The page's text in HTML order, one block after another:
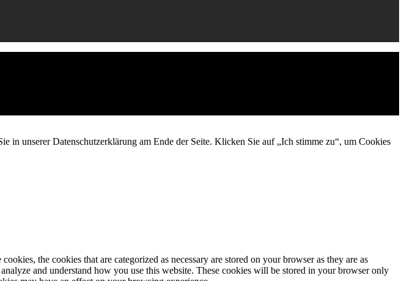
in unserer Datenschutzerklärung am Ende der Seite. Klicken Sie auf „Ich stimme zu“, um Cookies
the cookies that are categorized as necessary are stored on your browser as they are as
and understand how you use this website. These cookies will be stored in your browser only